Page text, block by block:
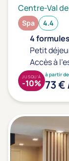
Centre-Val
Spa 4.4
4
Petit
Accès à
à partir de
73 €
JUSQU'À
-10%